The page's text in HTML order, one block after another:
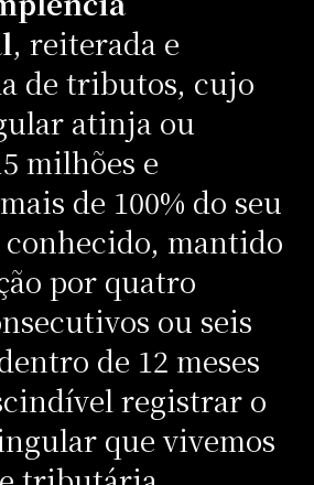
, reiterada e
de tributos, cujo
atinja ou
milhões e
de 100% do seu
mantido
por quatro
ou seis
de 12 meses
registrar o
que vivemos